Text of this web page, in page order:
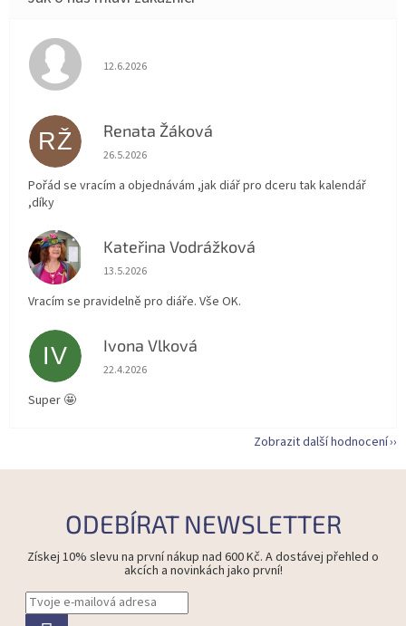
Hodnocení obchodu je 5 z 5 hvězdiček.
12.6.2026
RŽ Renata Žáková
Hodnocení obchodu je 5 z 5 hvězdiček.
26.5.2026
Pořád se vracím a objednávám ,jak diář pro dceru tak kalendář
,díky
KV Kateřina Vodrážková
Hodnocení obchodu je 5 z 5 hvězdiček.
13.5.2026
Vracím se pravidelně pro diáře. Vše OK.
IV Ivona Vlková
Hodnocení obchodu je 5 z 5 hvězdiček.
22.4.2026
Super 🤩
Zobrazit další hodnocení
ODEBÍRAT NEWSLETTER
Získej 10% slevu na první nákup nad 600 Kč. A dostávej přehled o
akcích a novinkách jako první!